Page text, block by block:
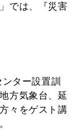
では、『災害
ター設置訓
方気象台、延
々をゲスト講